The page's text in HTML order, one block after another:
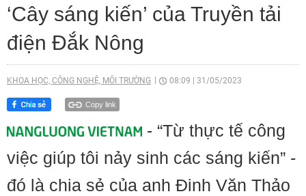
‘Cây sáng kiến’ của Truyền tải
điện Đắk Nông
KHOA HỌC, CÔNG NGHỆ, MÔI TRƯỜNG 08:09 31/05/2023
Copy link
- “Từ thực tế công
việc giúp tôi nảy sinh các sáng kiến” -
đó là chia sẻ của anh Đinh Văn Thảo